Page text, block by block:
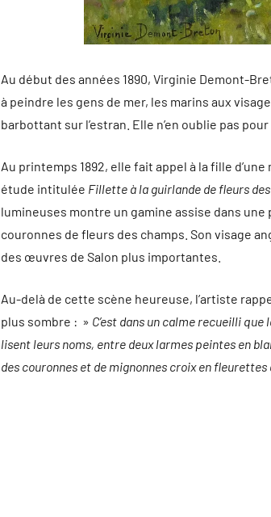
Au début des années 1890, Virginie Demont-
à peindre les gens de mer, les marins aux
barbottant sur l’estran. Elle n’en oublie pas
Au printemps 1892, elle fait appel à la fille
étude intitulée Fillette à la guirlande de fleurs
lumineuses montre un gamine assise dans
couronnes de fleurs des champs. Son visage
des œuvres de Salon plus importantes.
Au-delà de cette scène heureuse, l’artiste
plus sombre : » C’est dans un calme recueilli
lisent leurs noms, entre deux larmes peintes en
des couronnes et de mignonnes croix en